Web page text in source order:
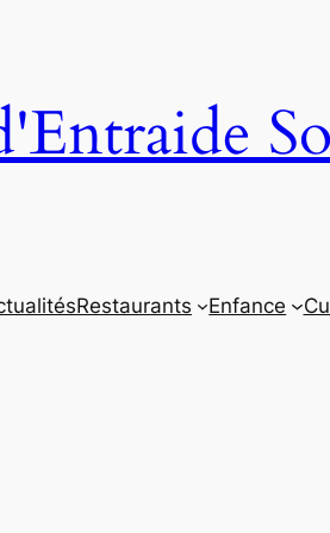
Restaurants Enfance